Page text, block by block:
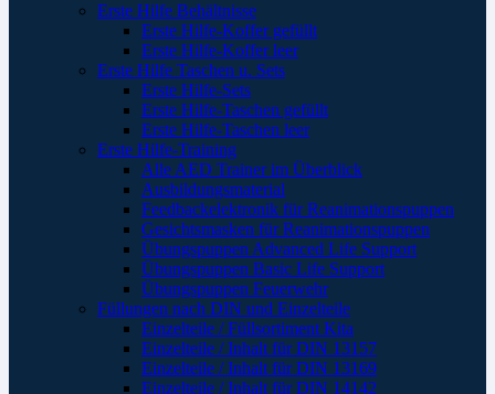
Erste Hilfe Behältnisse
Erste Hilfe-Koffer gefüllt
Erste Hilfe-Koffer leer
Erste Hilfe Taschen u. Sets
Erste Hilfe-Sets
Erste Hilfe-Taschen gefüllt
Erste Hilfe-Taschen leer
Erste Hilfe-Training
Alle AED Trainer im Überblick
Ausbildungsmaterial
Feedbackelektronik für Reanimationspuppen
Gesichtsmasken für Reanimationspuppen
Übungspuppen Advanced Life Support
Übungspuppen Basic Life Support
Übungspuppen Feuerwehr
Füllungen nach DIN und Einzelteile
Einzelteile / Füllsortiment Kita
Einzelteile / Inhalt für DIN 13157
Einzelteile / Inhalt für DIN 13169
Einzelteile / Inhalt für DIN 14142